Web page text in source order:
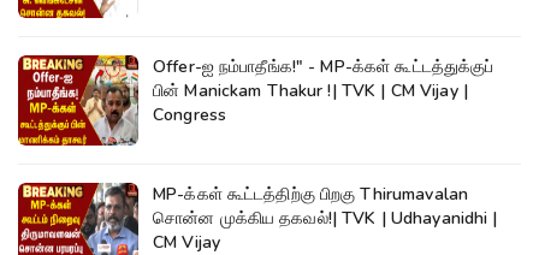
Offer-ஐ நம்பாதீங்க!" - MP-க்கள் கூட்டத்துக்குப்
பின் Manickam Thakur !| TVK | CM Vijay |
Congress
MP-க்கள் கூட்டத்திற்கு பிறகு Thirumavalan
சொன்ன முக்கிய தகவல்!| TVK | Udhayanidhi |
CM Vijay